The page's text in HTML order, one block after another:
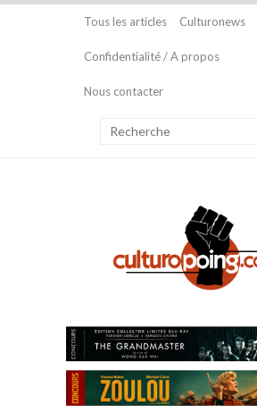
Tous les articles Culturonews
Confidentialité / A propos
Nous contacter